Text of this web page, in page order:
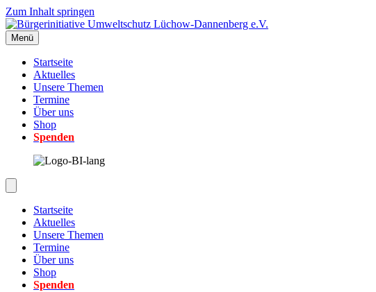
Zum Inhalt springen
Menü
Startseite
Aktuelles
Unsere Themen
Termine
Über uns
Shop
Spenden
Startseite
Aktuelles
Unsere Themen
Termine
Über uns
Shop
Spenden